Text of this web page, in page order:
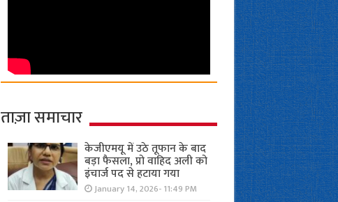
ताज़ा समाचार
केजीएमयू में उठे तूफान के बाद
बड़ा फैसला, प्रो वाहिद अली को
इंचार्ज पद से हटाया गया
January 14, 2026- 11:49 PM